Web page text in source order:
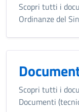
Scopri tutti i
Ordinanze del
Scopri tutti i
Documenti